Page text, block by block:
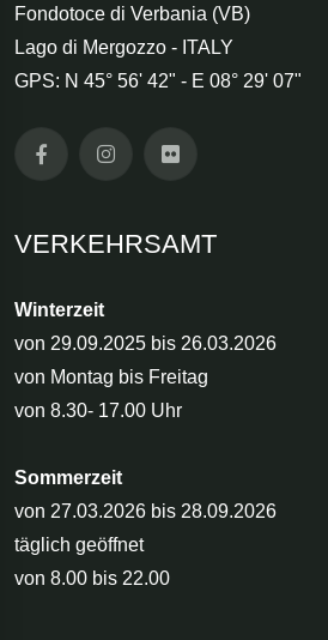
Fondotoce di Verbania (VB)
Lago di Mergozzo - ITALY
GPS: N 45° 56' 42" - E 08° 29' 07"
VERKEHRSAMT
Winterzeit
von 29.09.2025 bis 26.03.2026
von Montag bis Freitag
von 8.30- 17.00 Uhr
Sommerzeit
von 27.03.2026 bis 28.09.2026
täglich geöffnet
von 8.00 bis 22.00